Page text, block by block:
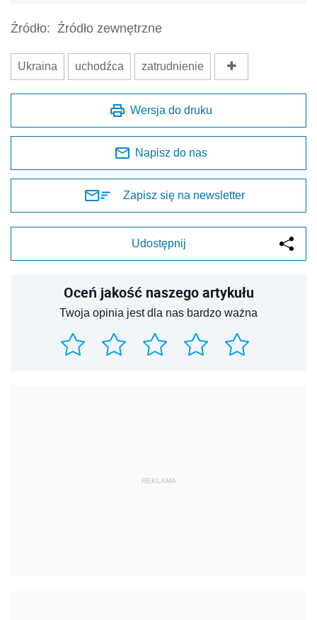
Źródło: Źródło zewnętrzne
Ukraina uchodźca zatrudnienie
Wersja do druku
Napisz do nas
Zapisz się na newsletter
Udostępnij
Oceń jakość naszego artykułu
Twoja opinia jest dla nas bardzo ważna
REKLAMA